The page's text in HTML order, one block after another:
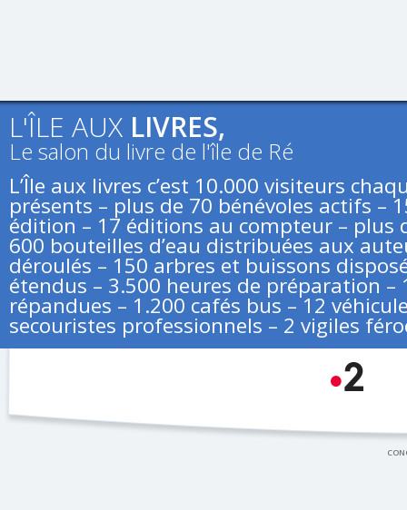
L'ÎLE AUX LIVRES,
Le salon du livre de l'île de Ré
L’Île aux livres c’est 10.000 visiteurs
présents – plus de 70 bénévoles actifs –
édition – 17 éditions au compteur – plus
600 bouteilles d’eau distribuées aux
déroulés – 150 arbres et buissons
étendus – 3.500 heures de préparation
répandues – 1.200 cafés bus – 12
secouristes professionnels – 2 vigiles